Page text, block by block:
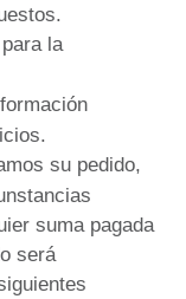
la
su pedido,
suma pagada
será